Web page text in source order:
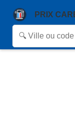
PRIX